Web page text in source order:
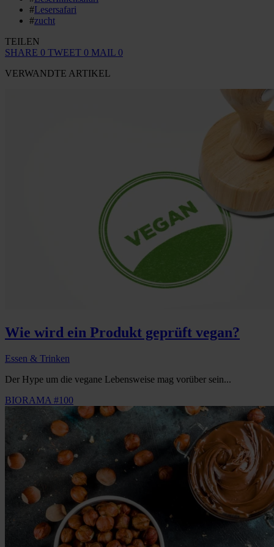
#Lesersafari
#zucht
TEILEN
SHARE 0 TWEET 0 MAIL 0
VERWANDTE ARTIKEL
Wie wird ein Produkt geprüft vegan?
Essen & Trinken
Der Hype um die vegane Lebensweise mag vorüber sein...
BIORAMA #100